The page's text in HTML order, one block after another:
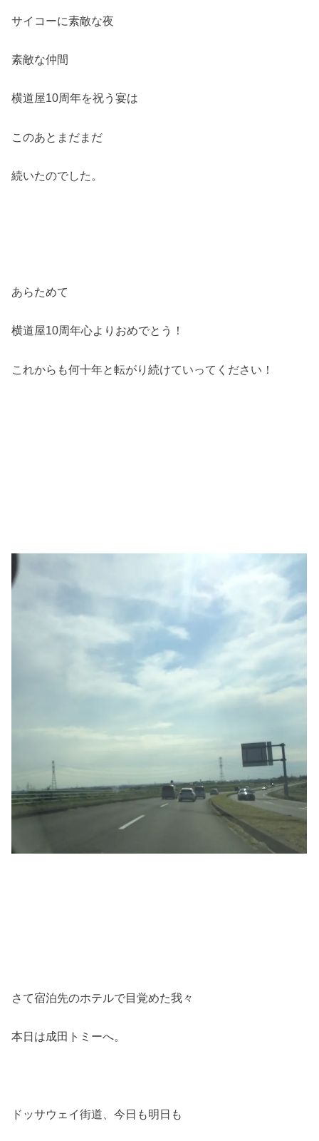
サイコーに素敵な夜
素敵な仲間
横道屋10周年を祝う宴は
このあとまだまだ
続いたのでした。
あらためて
横道屋10周年心よりおめでとう！
これからも何十年と転がり続けていってください！
さて宿泊先のホテルで目覚めた我々
本日は成田トミーへ。
ドッサウェイ街道、今日も明日も